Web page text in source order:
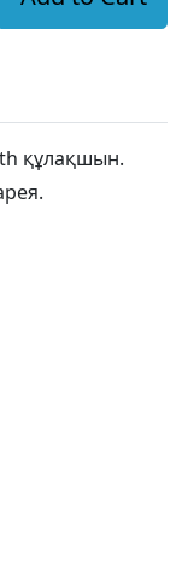
құлақшын.